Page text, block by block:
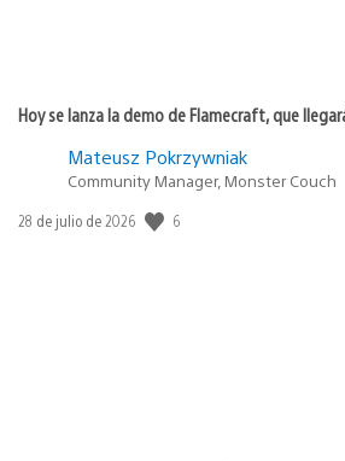
Hoy se lanza la demo de Flamecraft, que
Mateusz Pokrzywniak
Community Manager, Monster Couch
Fecha
28 de julio de 2026 6